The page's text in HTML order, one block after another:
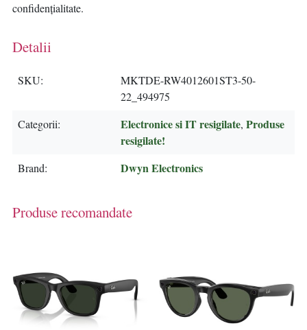
confidențialitate.
Detalii
SKU
MKTDE-RW4012601ST3-50-
22_494975
Categorii
Electronice si IT resigilate, Produse
resigilate!
Brand Dwyn Electronics
Produse recomandate